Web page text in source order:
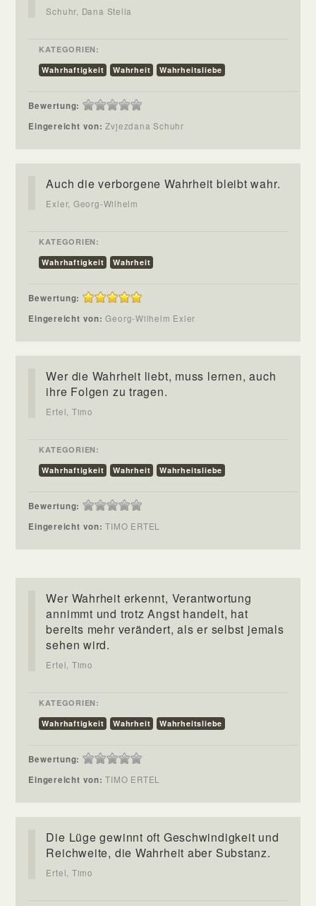
Schuhr, Dana Stella
KATEGORIEN:
Wahrhaftigkeit
Wahrheit Wahrheitsliebe
Bewertung:
Eingereicht von:Zvjezdana Schuhr
Auch die verborgene Wahrheit bleibt wahr.
Exler, Georg-Wilhelm
KATEGORIEN:
Wahrhaftigkeit
Wahrheit
Bewertung:
Eingereicht von:Georg-Wilhelm Exler
Wer die Wahrheit liebt, muss lernen, auch
ihre Folgen zu tragen.
Ertel, Timo
KATEGORIEN:
Wahrhaftigkeit
Wahrheit Wahrheitsliebe
Bewertung:
Eingereicht von:TIMO ERTEL
Wer Wahrheit erkennt, Verantwortung
annimmt und trotz Angst handelt, hat
bereits mehr verändert, als er selbst jemals
sehen wird.
Ertel, Timo
KATEGORIEN:
Wahrhaftigkeit
Wahrheit Wahrheitsliebe
Bewertung:
Eingereicht von:TIMO ERTEL
Die Lüge gewinnt oft Geschwindigkeit und
Reichweite, die Wahrheit aber Substanz.
Ertel, Timo